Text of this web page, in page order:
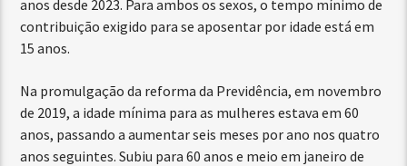
anos desde 2023. Para ambos os sexos, o tempo mínimo de
contribuição exigido para se aposentar por idade está em
15 anos.
Na promulgação da reforma da Previdência, em novembro
de 2019, a idade mínima para as mulheres estava em 60
anos, passando a aumentar seis meses por ano nos quatro
anos seguintes. Subiu para 60 anos e meio em janeiro de